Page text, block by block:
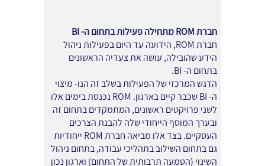
חברת ROM מתחילה פעילות בתחום ה- BI
חברת ROM, הידועה עד היום בפעילות ניהול
הידע שהובילה, עושה את צעדיה הראשונים
בתחום ה- BI.
הדגש המרכזי של הפעילות בשלב זה הנו- מיצוי
ה- BI שכבר קיים בארגון. ROM נכנסת בימים אלו
לשני פרויקטים ראשונים, המתמקדים בתחום זה
ובערך המוסף הייחודי שלה להבנת הצרכים
העסקיים. בצד אלו מביאה חברת ROM ייחודיות
גם בתחום השילוב בתהליכי עבודה, בתחום ניהול
השינוי (הטמעה תרבותית של התחום) וארגון נכון